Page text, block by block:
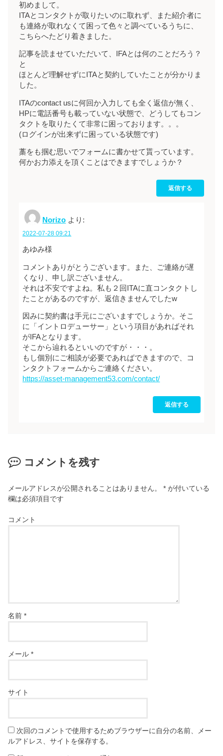
初めまして。
ITAとコンタクトが取りたいのに取れず、また紹介者に
も連絡が取れなくて困って色々と調べているうちに、
こちらへたどり着きました。
記事を読ませていただいて、IFAとは何のことだろう？
と
ほとんど理解せずにITAと契約していたことが分かりま
した。
ITAのcontact usに何回か入力しても全く返信が無く、
HPに電話番号も載っていない状態で、どうしてもコン
タクトを取りたくて非常に困っております。。。
(ログインが出来ずに困っている状態です)
藁をも掴む思いでフォームに書かせて貰っています。
何かお力添えを頂くことはできますでしょうか？
返信する
Norizo より:
2022-07-28 09:21
あゆみ様
コメントありがとうございます。また、ご連絡が遅
くなり、申し訳ございません。
それは不安ですよね。私も２回ITAに直コンタクトし
たことがあるのですが、返信きませんでしたw
因みに契約書は手元にございますでしょうか。そこ
に「イントロデューサー」という項目があればそれ
がIFAとなります。
そこから辿れるといいのですが・・・。
もし個別にご相談が必要であればできますので、コ
ンタクトフォームからご連絡ください。
https://asset-management53.com/contact/
返信する
コメントを残す
メールアドレスが公開されることはありません。 * が付いている
欄は必須項目です
コメント
名前*
メール*
サイト
次回のコメントで使用するためブラウザーに自分の名前、メー
ルアドレス、サイトを保存する。